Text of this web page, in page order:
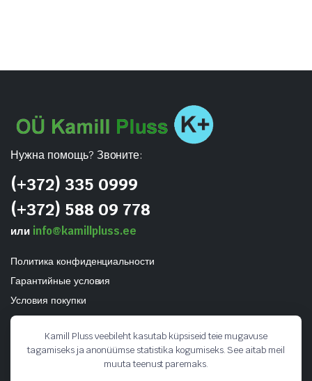
Нужна помощь? Звоните:
(+372) 335 0999
(+372) 588 09 778
или info@kamillpluss.ee
Политика конфиденциальности
Гарантийные условия
Условия покупки
Kamill Pluss veebileht kasutab küpsiseid teie mugavuse
tagamiseks ja anonüümse statistika kogumiseks. See aitab meil
muuta teenust paremaks.